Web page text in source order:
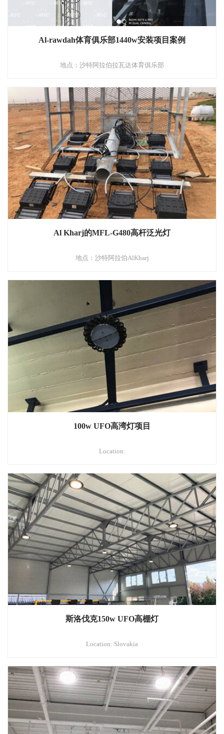
Al-rawdah体育俱乐部1440w安装项目案例
地点：沙特阿拉伯拉瓦达体育俱乐部
Al Kharj的MFL-G480高杆泛光灯
地点：沙特阿拉伯AlKharj
100w UFO高湾灯项目
Location:
斯洛伐克150w UFO高棚灯
Location: Slovakia